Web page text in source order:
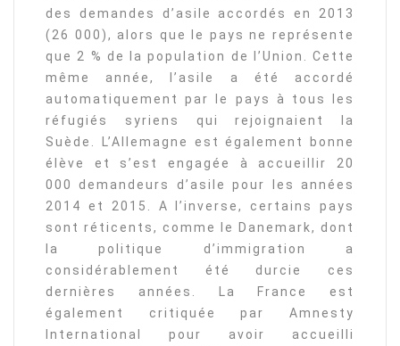
des demandes d’asile accordés en 2013
(26 000), alors que le pays ne représente
que 2 % de la population de l’Union. Cette
même année, l’asile a été accordé
automatiquement par le pays à tous les
réfugiés syriens qui rejoignaient la
Suède. L’Allemagne est également bonne
élève et s’est engagée à accueillir 20
000 demandeurs d’asile pour les années
2014 et 2015. A l’inverse, certains pays
sont réticents, comme le Danemark, dont
la politique d’immigration a
considérablement été durcie ces
dernières années. La France est
également critiquée par Amnesty
International pour avoir accueilli